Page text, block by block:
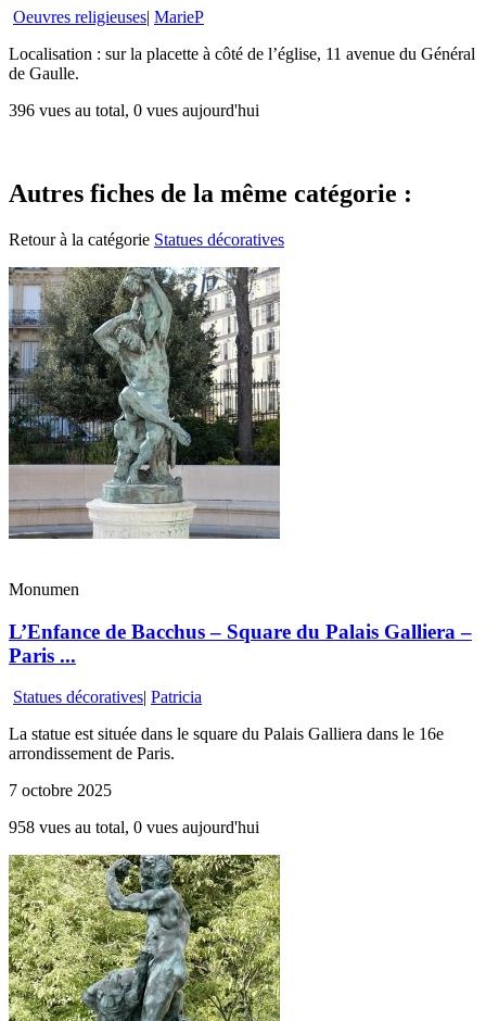
Oeuvres religieuses| MarieP
Localisation : sur la placette à côté de l’église, 11 avenue du Général
de Gaulle.
396 vues au total, 0 vues aujourd'hui
Autres fiches de la même catégorie :
Retour à la catégorie Statues décoratives
Monumen
L’Enfance de Bacchus – Square du Palais Galliera –
Paris ...
Statues décoratives| Patricia
La statue est située dans le square du Palais Galliera dans le 16e
arrondissement de Paris.
7 octobre 2025
958 vues au total, 0 vues aujourd'hui